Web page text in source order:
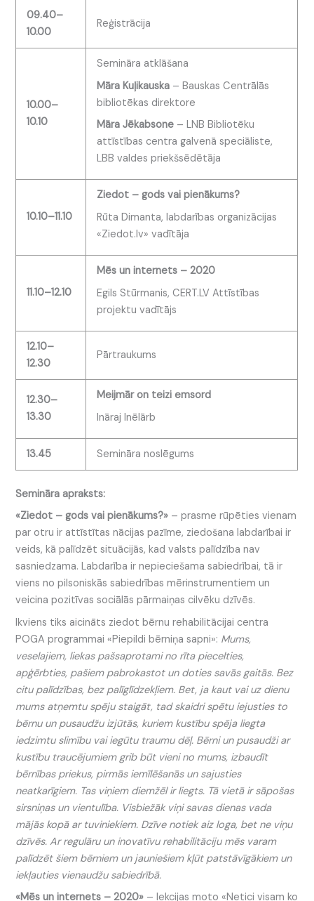
09.40–
10.00
Reģistrācija
10.00–
10.10
Semināra atklāšana
Māra Kuļikauska – Bauskas Centrālās
bibliotēkas direktore
Māra Jēkabsone – LNB Bibliotēku
attīstības centra galvenā speciāliste,
LBB valdes priekšsēdētāja
10.10–11.10
Ziedot – gods vai pienākums?
Rūta Dimanta, labdarības organizācijas
«Ziedot.lv» vadītāja
11.10–12.10
Mēs un internets – 2020
Egils Stūrmanis, CERT.LV Attīstības
projektu vadītājs
12.10–
12.30
Pārtraukums
12.30–
13.30
Meijmār on teizi emsord
Ināraj Inēlārb
13.45 Semināra noslēgums
Semināra apraksts:
«Ziedot – gods vai pienākums?» – prasme rūpēties vienam
par otru ir attīstītas nācijas pazīme, ziedošana labdarībai ir
veids, kā palīdzēt situācijās, kad valsts palīdzība nav
sasniedzama. Labdarība ir nepieciešama sabiedrībai, tā ir
viens no pilsoniskās sabiedrības mērinstrumentiem un
veicina pozitīvas sociālās pārmaiņas cilvēku dzīvēs.
Ikviens tiks aicināts ziedot bērnu rehabilitācijai centra
POGA programmai «Piepildi bērniņa sapni»: Mums,
veselajiem, liekas pašsaprotami no rīta piecelties,
apģērbties, pašiem pabrokastot un doties savās gaitās. Bez
citu palīdzības, bez palīglīdzekļiem. Bet, ja kaut vai uz dienu
mums atņemtu spēju staigāt, tad skaidri spētu iejusties to
bērnu un pusaudžu izjūtās, kuriem kustību spēja liegta
iedzimtu slimību vai iegūtu traumu dēļ. Bērni un pusaudži ar
kustību traucējumiem grib būt vieni no mums, izbaudīt
bērnības priekus, pirmās iemīlēšanās un sajusties
neatkarīgiem. Tas viņiem diemžēl ir liegts. Tā vietā ir sāpošas
sirsniņas un vientulība. Visbiežāk viņi savas dienas vada
mājās kopā ar tuviniekiem. Dzīve notiek aiz loga, bet ne viņu
dzīvēs. Ar regulāru un inovatīvu rehabilitāciju mēs varam
palīdzēt šiem bērniem un jauniešiem kļūt patstāvīgākiem un
iekļauties vienaudžu sabiedrībā.
«Mēs un internets – 2020» – lekcijas moto «Netici visam ko